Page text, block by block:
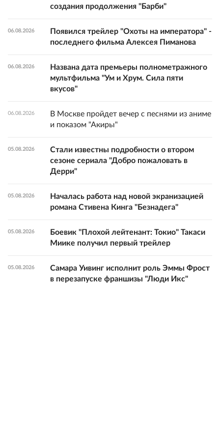
создания продолжения "Барби"
06.08.2026
Появился трейлер "Охоты на императора" -
последнего фильма Алексея Пиманова
06.08.2026
Названа дата премьеры полнометражного
мультфильма "Ум и Хрум. Сила пяти
вкусов"
06.08.2026
В Москве пройдет вечер с песнями из аниме
и показом "Акиры"
05.08.2026
Стали известны подробности о втором
сезоне сериала "Добро пожаловать в
Дерри"
05.08.2026
Началась работа над новой экранизацией
романа Стивена Кинга "Безнадега"
05.08.2026
Боевик "Плохой лейтенант: Токио" Такаси
Миике получил первый трейлер
05.08.2026
Самара Уивинг исполнит роль Эммы Фрост
в перезапуске франшизы "Люди Икс"